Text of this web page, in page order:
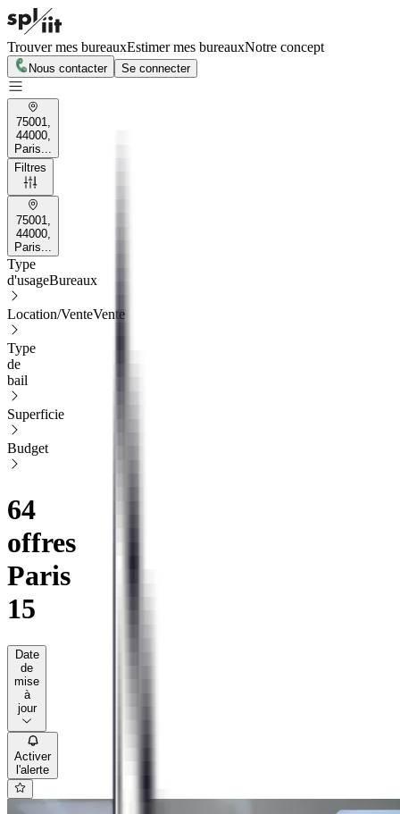
Trouver mes bureauxEstimer mes bureauxNotre concept
Nous contacter Se connecter
75001,
44000,
Paris...
Filtres
75001,
44000,
Paris...
Type
d'usageBureaux
Location/VenteVente
Type
de
bail
Superficie
Budget
64
offres
Paris
15
Date
de
mise
à
jour
Activer
l'alerte